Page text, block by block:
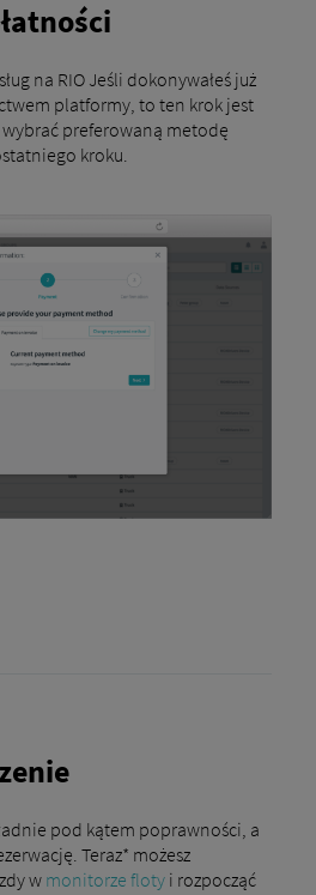
na RIO Jeśli dokonywałeś już
platformy, to ten krok jest
wybrać preferowaną metodę
kroku.
pod kątem poprawności, a
Teraz* możesz
w monitorze flotyi rozpocząć